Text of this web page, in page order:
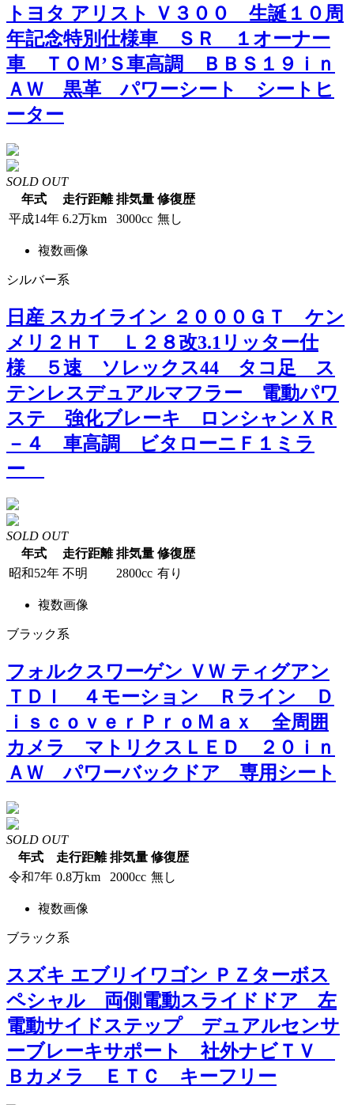
トヨタ アリスト Ｖ３００ 生誕１０周
年記念特別仕様車 ＳＲ １オーナー
車 ＴＯＭ’Ｓ車高調 ＢＢＳ１９ｉｎ
ＡＷ 黒革 パワーシート シートヒ
ーター
SOLD OUT
年式
走行距離 排気量 修復歴
平成14年 6.2万km 3000cc 無し
複数画像
シルバー系
日産 スカイライン ２０００ＧＴ ケン
メリ２ＨＴ Ｌ２８改3.1リッター仕
様 ５速 ソレックス44 タコ足 ス
テンレスデュアルマフラー 電動パワ
ステ 強化ブレーキ ロンシャンＸＲ
－４ 車高調 ビタローニＦ１ミラ
ー
SOLD OUT
年式
走行距離 排気量 修復歴
昭和52年 不明 2800cc 有り
複数画像
ブラック系
フォルクスワーゲン ＶＷ ティグアン
ＴＤＩ ４モーション Ｒライン Ｄ
ｉｓｃｏｖｅｒＰｒｏＭａｘ 全周囲
カメラ マトリクスＬＥＤ ２０ｉｎ
ＡＷ パワーバックドア 専用シート
SOLD OUT
年式
走行距離 排気量 修復歴
令和7年 0.8万km 2000cc 無し
複数画像
ブラック系
スズキ エブリイワゴン ＰＺターボス
ペシャル 両側電動スライドドア 左
電動サイドステップ デュアルセンサ
ーブレーキサポート 社外ナビＴＶ
Ｂカメラ ＥＴＣ キーフリー